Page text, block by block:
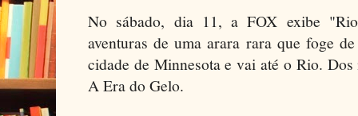
No sábado, dia 11, a FOX exibe
aventuras de uma arara rara que foge
cidade de Minnesota e vai até o Rio.
A Era do Gelo.